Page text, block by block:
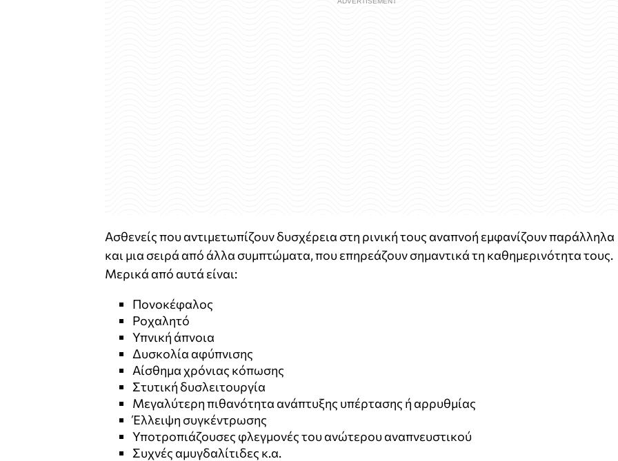
Ασθενείς που αντιμετωπίζουν δυσχέρεια στη ρινική τους αναπνοή εμφανίζουν παράλληλα
και μια σειρά από άλλα συμπτώματα, που επηρεάζουν σημαντικά τη καθημερινότητα τους.
Μερικά από αυτά είναι:
Πονοκέφαλος
Ροχαλητό
Υπνική άπνοια
Δυσκολία αφύπνισης
Αίσθημα χρόνιας κόπωσης
Στυτική δυσλειτουργία
Μεγαλύτερη πιθανότητα ανάπτυξης υπέρτασης ή αρρυθμίας
Έλλειψη συγκέντρωσης
Υποτροπιάζουσες φλεγμονές του ανώτερου αναπνευστικού
Συχνές αμυγδαλίτιδες κ.α.